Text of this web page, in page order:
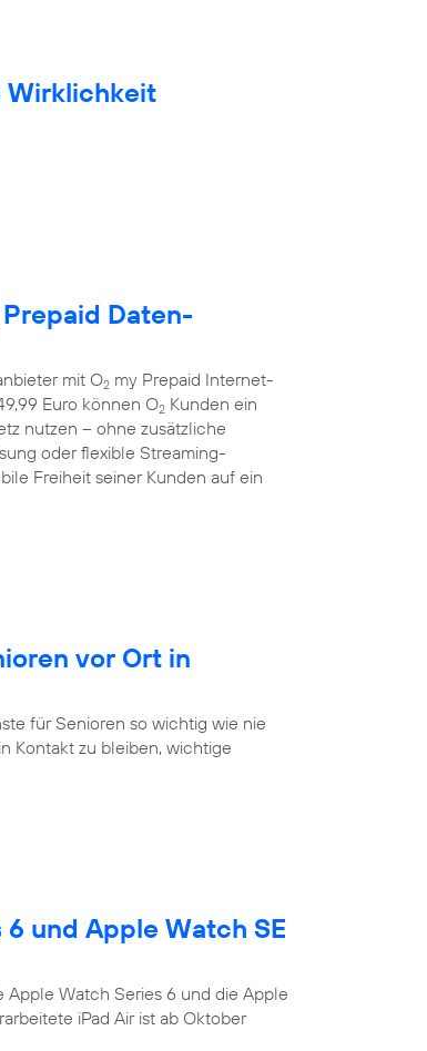
Wirklichkeit
Prepaid Daten-
mit O2 my Prepaid Internet-
Euro können O2 Kunden ein
nutzen – ohne zusätzliche
oder flexible Streaming-
Freiheit seiner Kunden auf ein
vor Ort in
für Senioren so wichtig wie nie
Kontakt zu bleiben, wichtige
und Apple Watch SE
Watch Series 6 und die Apple
iPad Air ist ab Oktober